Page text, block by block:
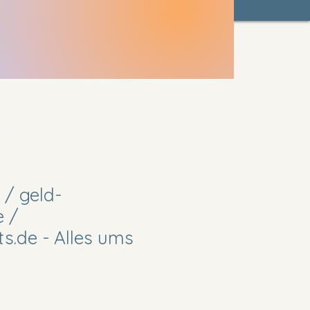
/ geld-
/
- Alles ums